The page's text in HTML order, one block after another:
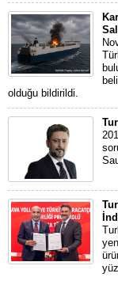
olduğu bildirildi.